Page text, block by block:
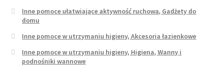
Inne pomoce ułatwiające aktywność ruchową, Gadżety do
domu
Inne pomoce w utrzymaniu higieny, Akcesoria łazienkowe
Inne pomoce w utrzymaniu higieny, Higiena, Wanny i
podnośniki wannowe